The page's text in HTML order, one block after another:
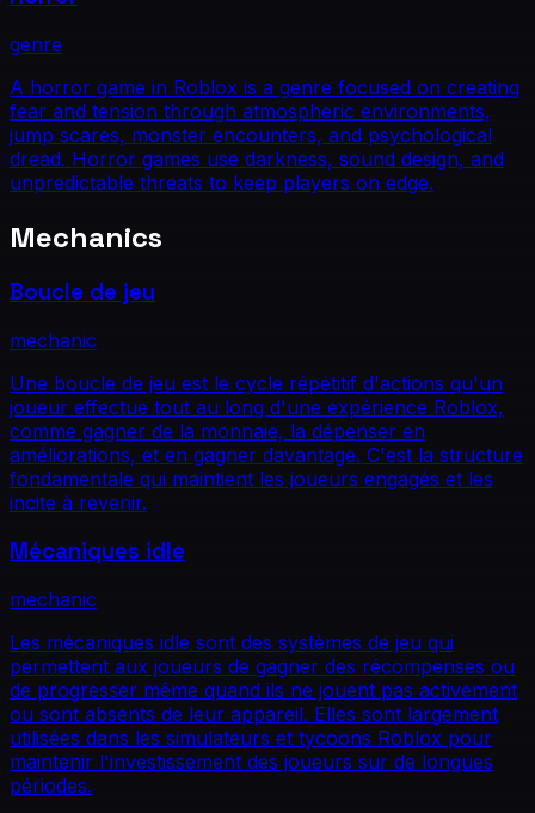
genre
A horror game in Roblox is a genre focused on creating
fear and tension through atmospheric environments,
jump scares, monster encounters, and psychological
dread. Horror games use darkness, sound design, and
unpredictable threats to keep players on edge.
Mechanics
Boucle de jeu
mechanic
Une boucle de jeu est le cycle répétitif d'actions qu'un
joueur effectue tout au long d'une expérience Roblox,
comme gagner de la monnaie, la dépenser en
améliorations, et en gagner davantage. C'est la structure
fondamentale qui maintient les joueurs engagés et les
incite à revenir.
Mécaniques idle
mechanic
Les mécaniques idle sont des systèmes de jeu qui
permettent aux joueurs de gagner des récompenses ou
de progresser même quand ils ne jouent pas activement
ou sont absents de leur appareil. Elles sont largement
utilisées dans les simulateurs et tycoons Roblox pour
maintenir l'investissement des joueurs sur de longues
périodes.